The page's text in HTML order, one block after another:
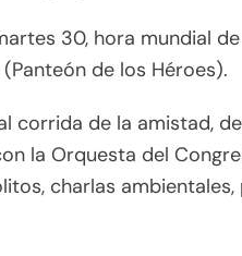
30, hora mundial
de los Héroes).
corrida de la amistad,
la Orquesta del
charlas